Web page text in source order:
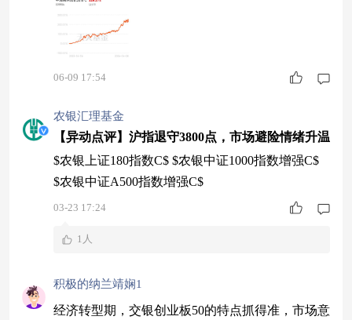
06-09 17:54
农银汇理基金
【异动点评】沪指退守3800点，市场避险情绪升温
$农银上证180指数C$ $农银中证1000指数增强C$
$农银中证A500指数增强C$
03-23 17:24
1人
积极的纳兰靖娴1
经济转型期，交银创业板50的特点抓得准，市场意